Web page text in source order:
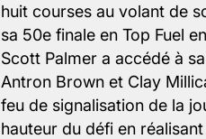
huit courses au volant de
sa 50e finale en Top Fuel
Scott Palmer a accédé à
Antron Brown et Clay
feu de signalisation de la
hauteur du défi en